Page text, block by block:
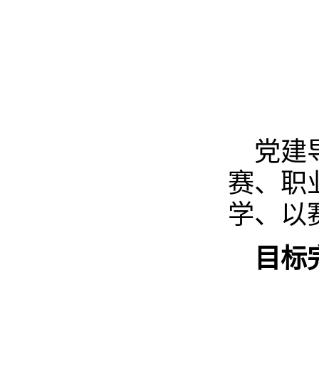
党建
赛、职
学、以
目标